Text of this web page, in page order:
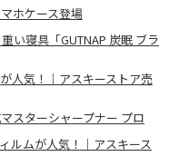
ホケース登場
い寝具「GUTNAP 炭眠 ブラ
人気！｜アスキーストア売
スターシャープナー プロ
ルムが人気！｜アスキース